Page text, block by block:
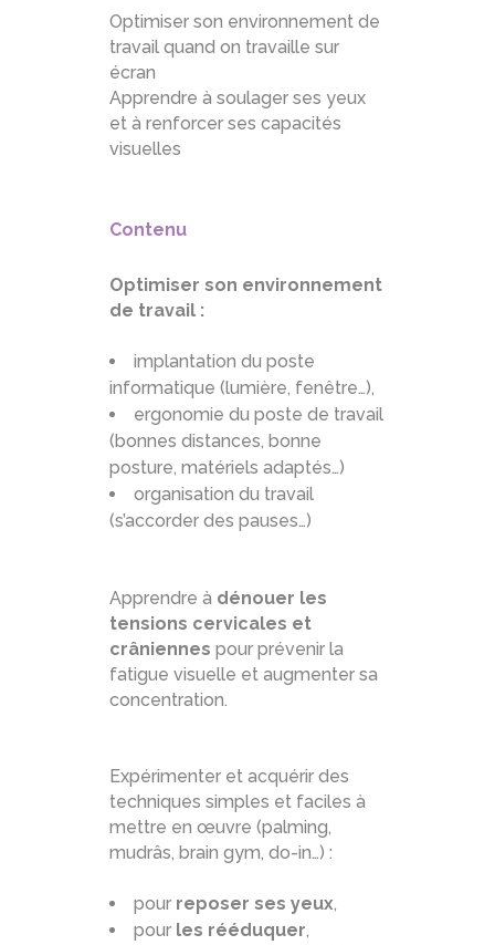
Optimiser son environnement de
travail quand on travaille sur
écran
Apprendre à soulager ses yeux
et à renforcer ses capacités
visuelles
Contenu
Optimiser son environnement
de travail :
implantation du poste
informatique (lumière, fenêtre…),
ergonomie du poste de travail
(bonnes distances, bonne
posture, matériels adaptés…)
organisation du travail
(s’accorder des pauses…)
Apprendre à dénouer les
tensions cervicales et
crâniennes pour prévenir la
fatigue visuelle et augmenter sa
concentration.
Expérimenter et acquérir des
techniques simples et faciles à
mettre en œuvre (palming,
mudrâs, brain gym, do-in…) :
pour reposer ses yeux,
pour les rééduquer,